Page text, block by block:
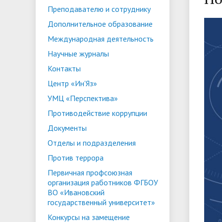
• Конкурсы на замещение
должностей
•
• Координационный центр ИвГУ
• Вход
• Олимпиада "Большие надежды
малых городов"
ориентации и содействия
трудоустройству выпускников
«Карьера»
•
• Платные образовательные услуги
• Стипендии и меры поддержки
обучающихся
•
• Абитуриенту
•
• Организация питания в
образовательной организации
Преподавателю и сотруднику
Дополнительное образование
Международная деятельность
Научные журналы
Контакты
Центр «Ин'Яз»
УМЦ «Перспектива»
Противодействие коррупции
Документы
Отделы и подразделения
Против террора
Первичная профсоюзная
организация работников ФГБОУ
ВО «Ивановский
государственный университет»
Конкурсы на замещение